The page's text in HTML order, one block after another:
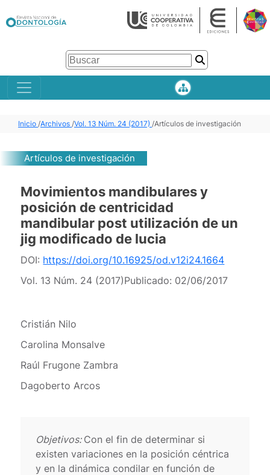
Inicio /Archivos /Vol. 13 Núm. 24 (2017) /Artículos de investigación
Artículos de investigación
Movimientos mandibulares y
posición de centricidad
mandibular post utilización de un
jig modificado de lucia
DOI: https://doi.org/10.16925/od.v12i24.1664
Vol. 13 Núm. 24 (2017)Publicado: 02/06/2017
Cristián Nilo
Carolina Monsalve
Raúl Frugone Zambra
Dagoberto Arcos
Objetivos: Con el fin de determinar si
existen variaciones en la posición céntrica
y en la dinámica condilar en función de